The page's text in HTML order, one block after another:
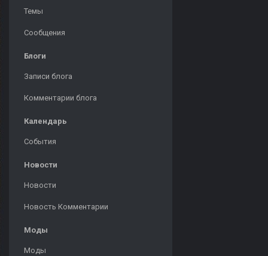
Темы
Сообщения
Блоги
Записи блога
Комментарии блога
Календарь
События
Новости
Новости
Новость Комментарии
Моды
Моды